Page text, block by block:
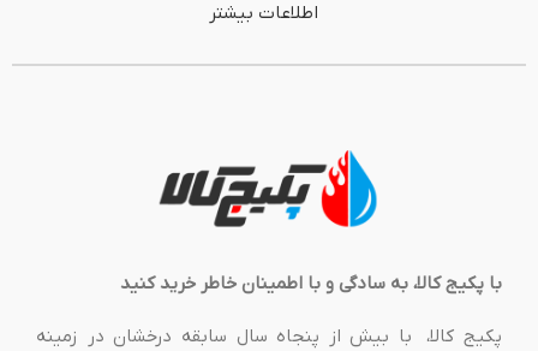
اطلاعات بیشتر
با پکیج کالا، به سادگی و با اطمینان خاطر خرید کنید
پکیج کالا، با بیش از پنجاه سال سابقه درخشان در زمینه